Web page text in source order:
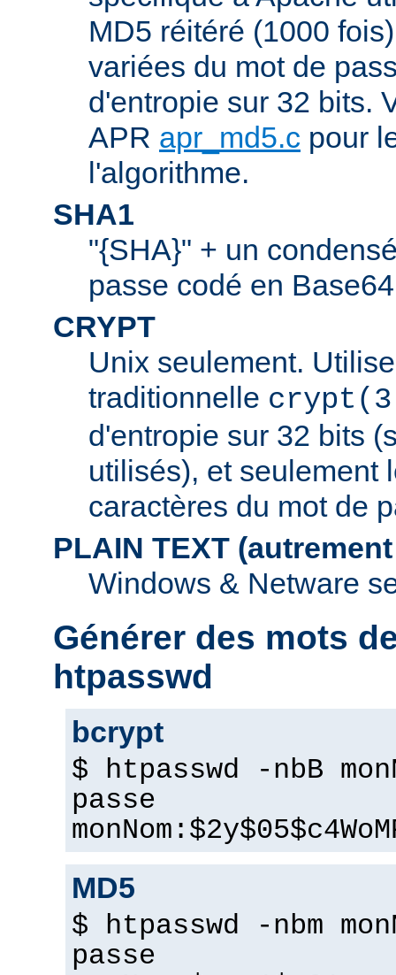
MD5 réitéré (1000
variées du mot de
d'entropie sur 32 bits.
APR apr_md5.c pour
l'algorithme.
SHA1
"{SHA}" + un
passe codé en
CRYPT
Unix seulement.
traditionnelle
d'entropie sur 32 bits
utilisés), et seulement
caractères du mot de
PLAIN TEXT
Windows & Netware
Générer des mots
htpasswd
bcrypt
$ htpasswd -nbB
passe
MD5
$ htpasswd -nbm
passe